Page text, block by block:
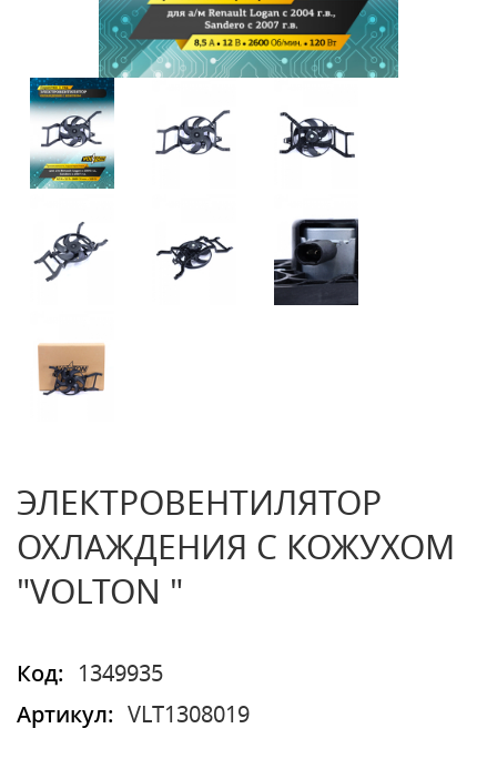
ЭЛЕКТРОВЕНТИЛЯТОР
ОХЛАЖДЕНИЯ С КОЖУХОМ
"VOLTON "
Код:
1349935
Артикул:
VLT1308019